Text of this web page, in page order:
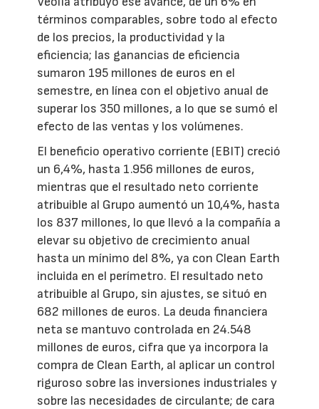
términos comparables, sobre todo al efecto
de los precios, la productividad y la
eficiencia; las ganancias de eficiencia
sumaron 195 millones de euros en el
semestre, en línea con el objetivo anual de
superar los 350 millones, a lo que se sumó el
efecto de las ventas y los volúmenes.
El beneficio operativo corriente (EBIT) creció
un 6,4%, hasta 1.956 millones de euros,
mientras que el resultado neto corriente
atribuible al Grupo aumentó un 10,4%, hasta
los 837 millones, lo que llevó a la compañía a
elevar su objetivo de crecimiento anual
hasta un mínimo del 8%, ya con Clean Earth
incluida en el perímetro. El resultado neto
atribuible al Grupo, sin ajustes, se situó en
682 millones de euros. La deuda financiera
neta se mantuvo controlada en 24.548
millones de euros, cifra que ya incorpora la
compra de Clean Earth, al aplicar un control
riguroso sobre las inversiones industriales y
sobre las necesidades de circulante; de cara